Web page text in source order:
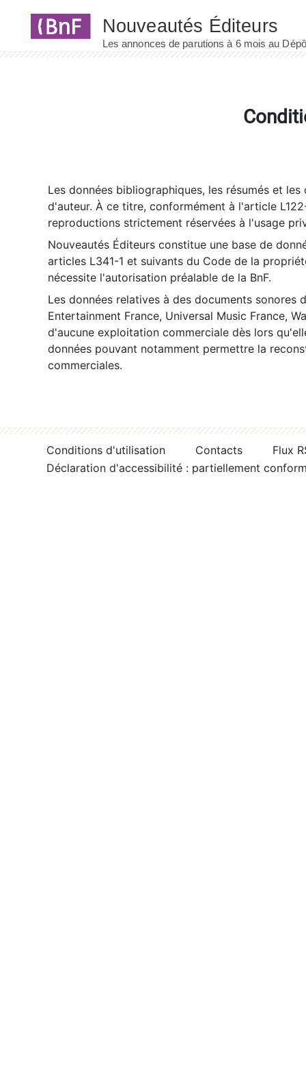
Les données bibliographiques, les résumés et
d'auteur. À ce titre, conformément à l'article
reproductions strictement réservées à l'usage
Nouveautés Éditeurs constitue une base de
articles L341-1 et suivants du Code de la
nécessite l'autorisation préalable de la BnF.
Les données relatives à des documents sonores
Entertainment France, Universal Music France,
d'aucune exploitation commerciale dès lors
données pouvant notamment permettre la
commerciales.
Conditions d'utilisation Contacts
Flux
Déclaration d'accessibilité : partiellement